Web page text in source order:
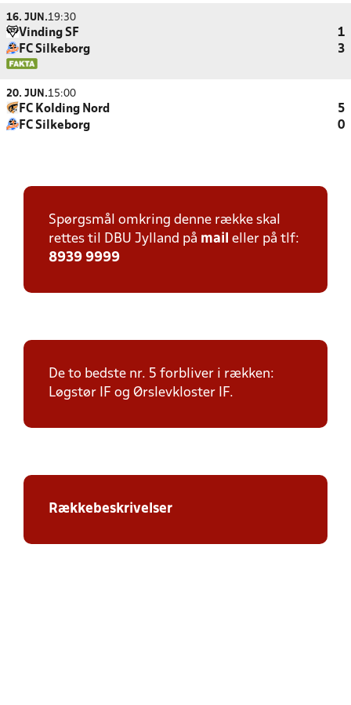
16. JUN.19:30
Vinding SF
1
FC Silkeborg
3
20. JUN.15:00
FC Kolding Nord
5
FC Silkeborg
0
Spørgsmål omkring denne række skal
rettes til DBU Jylland på mail eller på tlf:
8939 9999
De to bedste nr. 5 forbliver i rækken:
Løgstør IF og Ørslevkloster IF.
Rækkebeskrivelser